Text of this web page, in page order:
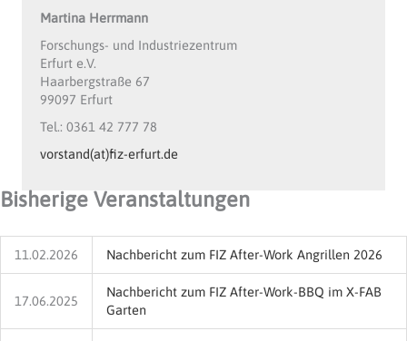
Martina Herrmann
Forschungs- und Industriezentrum
Erfurt e.V.
Haarbergstraße 67
99097 Erfurt
Tel.: 0361 42 777 78
vorstand(at)fiz-erfurt.de
Bisherige Veranstaltungen
11.02.2026 Nachbericht zum FIZ After-Work Angrillen 2026
17.06.2025
Nachbericht zum FIZ After-Work-BBQ im X-FAB
Garten